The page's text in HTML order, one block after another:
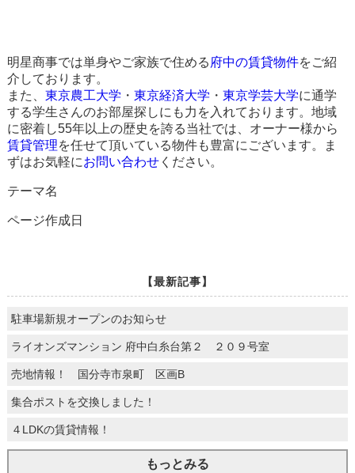
明星商事では単身やご家族で住める 府中の賃貸物件をご紹
介しております。
また、 東京農工大学 ・ 東京経済大学 ・ 東京学芸大学に通学
する学生さんのお部屋探しにも力を入れております。地域
に密着し55年以上の歴史を誇る当社では、オーナー様から
賃貸管理を任せて頂いている物件も豊富にございます。ま
ずはお気軽にお問い合わせください。
テーマ名
ページ作成日
【最新記事】
駐車場新規オープンのお知らせ
ライオンズマンション 府中白糸台第２ ２０９号室
売地情報！ 国分寺市泉町 区画B
集合ポストを交換しました！
４LDKの賃貸情報！
もっとみる